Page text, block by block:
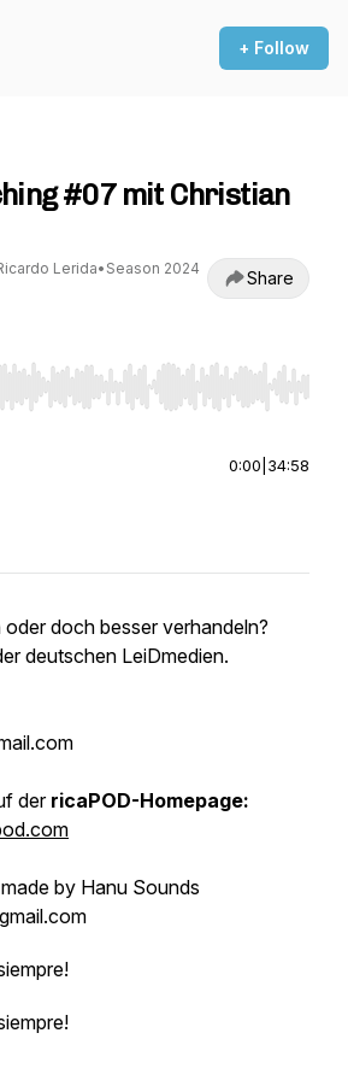
+ Follow
#07 mit Christian
Lerida• Season 2024
Share
Right to seek, Home/End to jump to
0:00 34:58
doch besser verhandeln?
deutschen LeiDmedien.
der ricaPOD-Homepage:
by Hanu Sounds